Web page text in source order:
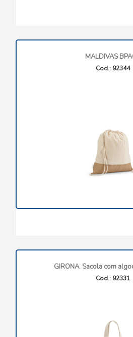
MALDIVAS
Cod.: 92344
GIRONA. Sacola com
Cod.: 92331